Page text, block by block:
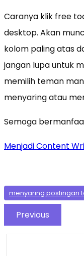
Caranya klik free
desktop. Akan
kolom paling atas
jangan lupa untuk
memilih teman
menyaring atau
Semoga
Menjadi Content
menyaring postingan
Previous